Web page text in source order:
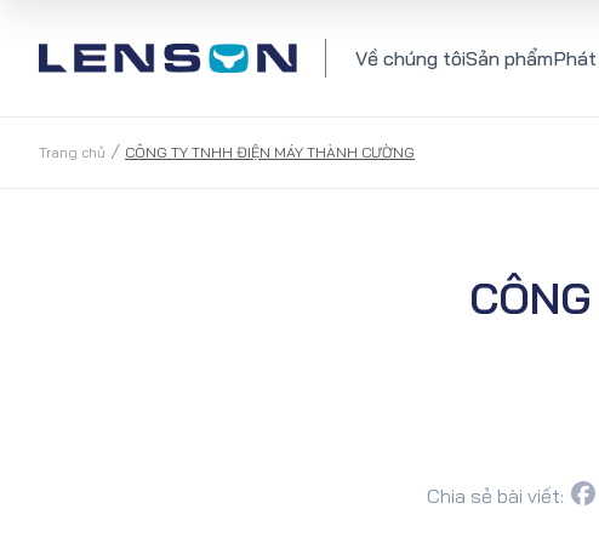
Về chúng tôiSản phẩm
Trang chủ / CÔNG TY TNHH ĐIỆN MÁY THÀNH CƯỜNG
Chia sẻ bài viết: